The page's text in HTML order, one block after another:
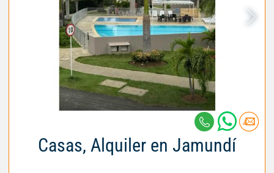
Casas, Alquiler en Jamundí